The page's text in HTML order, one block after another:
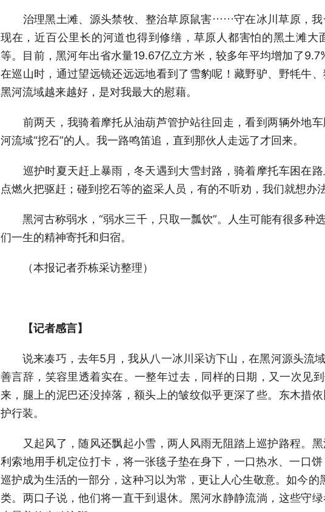
治理黑土滩、源头禁牧、整治草原鼠害……守在冰川草原，我
现在，近百公里长的河道也得到修缮，草原人都害怕的黑土滩
等。目前，黑河年出省水量19.67亿立方米，较多年平均增加了
在巡山时，通过望远镜还远远地看到了雪豹呢！藏野驴、野牦牛
黑河流域越来越好，是对我最大的慰藉。
前两天，我骑着摩托从油葫芦管护站往回走，看到两辆外地车
河流域“挖石”的人。我一路鸣笛追，直到那伙人走远了才回来。
巡护时夏天赶上暴雨，冬天遇到大雪封路，骑着摩托车困在路
点燃火把驱赶；碰到挖石等的盗采人员，有的不听劝，我们就想
黑河古称弱水，“弱水三千，只取一瓢饮”。人生可能有很多种
们一生的精神寄托和归宿。
（本报记者乔栋采访整理）
【记者感言】
说来凑巧，去年5月，我从八一冰川采访下山，在黑河源头流
善言辞，笑容里透着实在。一整年过去，同样的日期，又一次见
来，腿上的泥巴还没掉落，额头上的皱纹似乎更深了些。东木措
护行装。
又起风了，随风还飘起小雪，两人风雨无阻踏上巡护路程。黑
利索地用手机定位打卡，将一张毯子垫在身下，一口热水、一口
巡护成为生活的一部分，这种习以为常，更让人心生敬意。如今
类。两口子说，他们将一直干到退休。黑河水静静流淌，这些守